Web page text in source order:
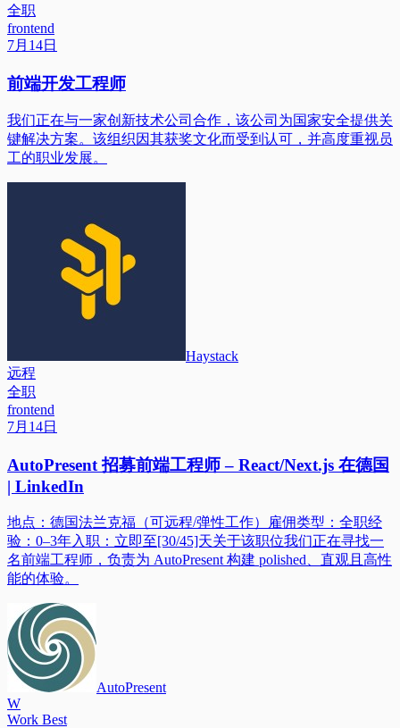
全职
frontend
7月14日
前端开发工程师
我们正在与一家创新技术公司合作，该公司为国家安全提供关
键解决方案。该组织因其获奖文化而受到认可，并高度重视员
工的职业发展。
Haystack
远程
全职
frontend
7月14日
AutoPresent 招募前端工程师 – React/Next.js 在德国
| LinkedIn
地点：德国法兰克福（可远程/弹性工作）雇佣类型：全职经
验：0–3年入职：立即至[30/45]天关于该职位我们正在寻找一
名前端工程师，负责为 AutoPresent 构建 polished、直观且高性
能的体验。
AutoPresent
W
Work Best